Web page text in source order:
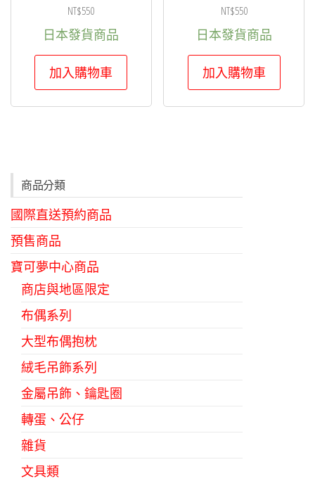
NT$550
日本發貨商品
加入購物車
NT$550
日本發貨商品
加入購物車
商品分類
國際直送預約商品
預售商品
寶可夢中心商品
商店與地區限定
布偶系列
大型布偶抱枕
絨毛吊飾系列
金屬吊飾、鑰匙圈
轉蛋、公仔
雜貨
文具類